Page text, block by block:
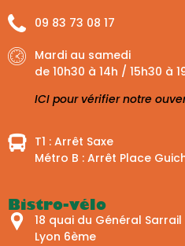
09 83 73 08 17
Mardi au samedi
de 10h30 à 14h / 15h30 à
ICI pour vérifier notre
T1 : Arrêt Saxe
Métro B : Arrêt Place
Bistro-vélo
18 quai du Général Sarrail
Lyon 6ème